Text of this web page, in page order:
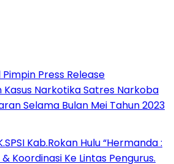
Press Release
Kasus Narkotika Satres Narkoba
Selama Bulan Mei Tahun 2023
Kab.Rokan Hulu “Hermanda :
Koordinasi Ke Lintas Pengurus.